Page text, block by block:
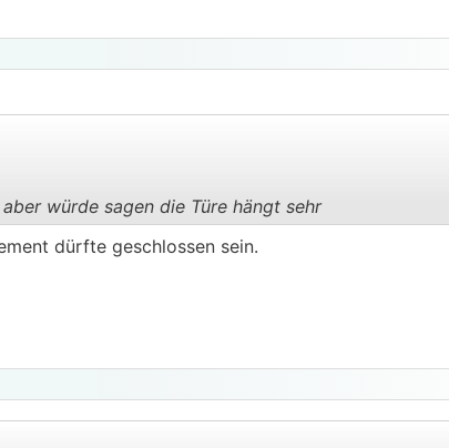
..
würde sagen die Türe hängt sehr
dürfte geschlossen sein.